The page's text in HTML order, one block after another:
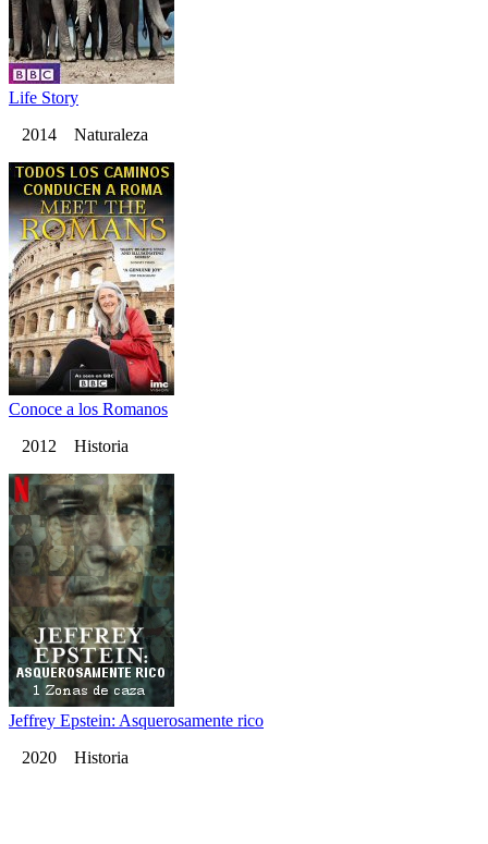
Life Story
2014 Naturaleza
Conoce a los Romanos
2012 Historia
Jeffrey Epstein: Asquerosamente rico
2020 Historia